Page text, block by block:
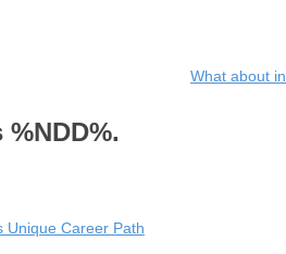
What about
Unique Career Path